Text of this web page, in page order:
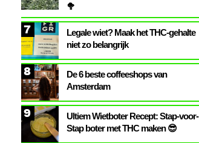
🥦
7
Legale wiet? Maak het THC-gehalte
niet zo belangrijk
8
De 6 beste coffeeshops van
Amsterdam
9
Ultiem Wietboter Recept: Stap-voor-
Stap boter met THC maken 😎